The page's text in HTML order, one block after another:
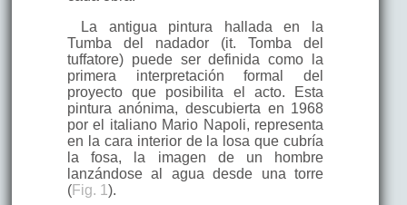
La antigua pintura hallada en la
Tumba del nadador (it. Tomba del
tuffatore) puede ser definida como la
primera interpretación formal del
proyecto que posibilita el acto. Esta
pintura anónima, descubierta en 1968
por el italiano Mario Napoli, representa
en la cara interior de la losa que cubría
la fosa, la imagen de un hombre
lanzándose al agua desde una torre
(Fig. 1 ).